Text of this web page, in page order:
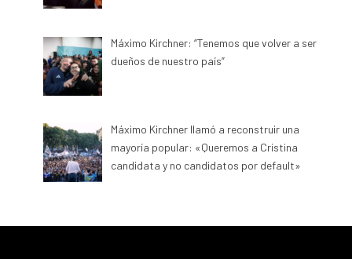
Máximo Kirchner: “Tenemos que volver a ser
dueños de nuestro país”
Máximo Kirchner llamó a reconstruir una
mayoría popular: «Queremos a Cristina
candidata y no candidatos por default»